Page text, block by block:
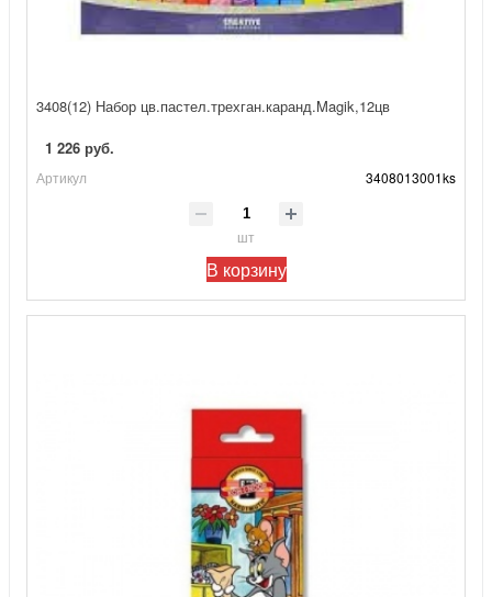
3408(12) Набор цв.пастел.трехган.каранд.Magik,12цв
1 226 руб.
Артикул 3408013001ks
шт
В корзину